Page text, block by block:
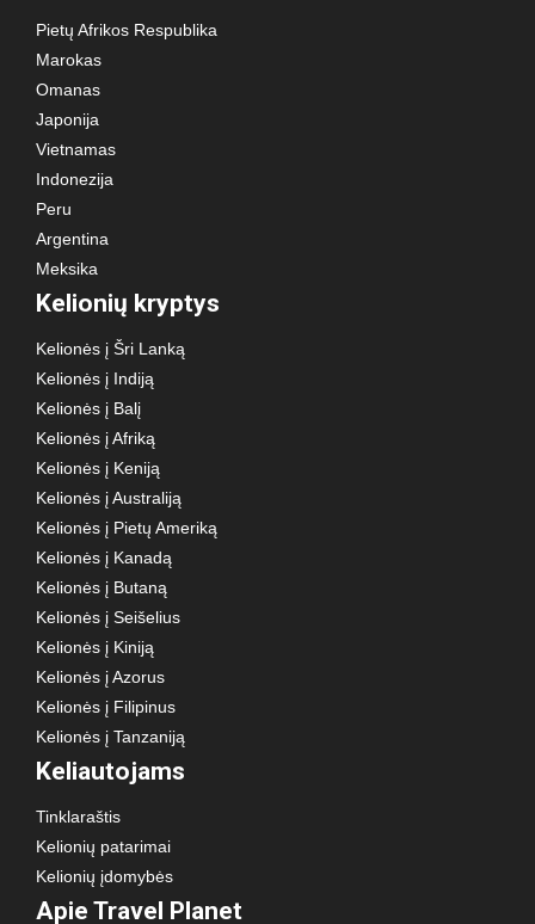
Pietų Afrikos Respublika
Marokas
Omanas
Japonija
Vietnamas
Indonezija
Peru
Argentina
Meksika
Kelionių kryptys
Kelionės į Šri Lanką
Kelionės į Indiją
Kelionės į Balį
Kelionės į Afriką
Kelionės į Keniją
Kelionės į Australiją
Kelionės į Pietų Ameriką
Kelionės į Kanadą
Kelionės į Butaną
Kelionės į Seišelius
Kelionės į Kiniją
Kelionės į Azorus
Kelionės į Filipinus
Kelionės į Tanzaniją
Keliautojams
Tinklaraštis
Kelionių patarimai
Kelionių įdomybės
Apie Travel Planet